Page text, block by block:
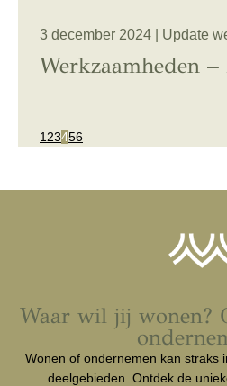
3 december 2024 | Update
Werkzaamheden
1 23456
Waar wil jij wonen?
Wonen of ondernemen kan straks
deelgebieden. Ontdek de